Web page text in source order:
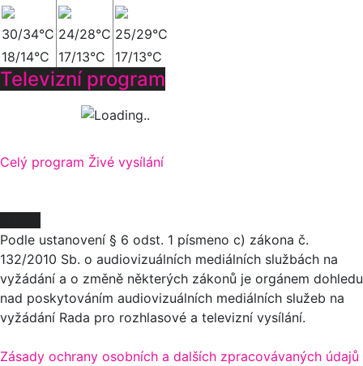
30/34°C 24/28°C 25/29°C
18/14°C
17/13°C 17/13°C
Televizní program
Celý program Živé vysílání
Podle ustanovení § 6 odst. 1 písmeno c) zákona č.
132/2010 Sb. o audiovizuálních mediálních službách na
vyžádání a o změně některých zákonů je orgánem dohledu
nad poskytováním audiovizuálních mediálních služeb na
vyžádání Rada pro rozhlasové a televizní vysílání.
Zásady ochrany osobních a dalších zpracovávaných údajů